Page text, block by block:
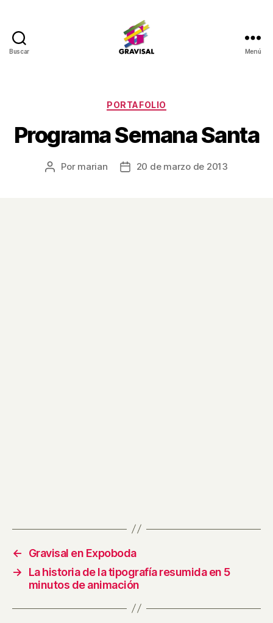
Buscar Menú
Categorías
PORTAFOLIO
Programa Semana Santa
Autor
Por marian
Fecha20 de marzo de 2013
←
Gravisal en Expoboda
→
La historia de la tipografía resumida en 5
minutos de animación